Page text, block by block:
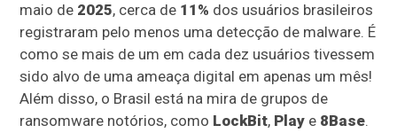
maio de 2025, cerca de 11% dos usuários brasileiros
registraram pelo menos uma detecção de malware. É
como se mais de um em cada dez usuários tivessem
sido alvo de uma ameaça digital em apenas um mês!
Além disso, o Brasil está na mira de grupos de
ransomware notórios, como LockBit, Play e 8Base.